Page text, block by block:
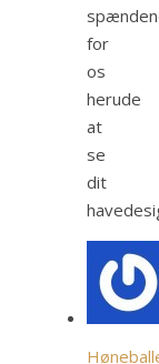
for
os
herude
at
se
dit